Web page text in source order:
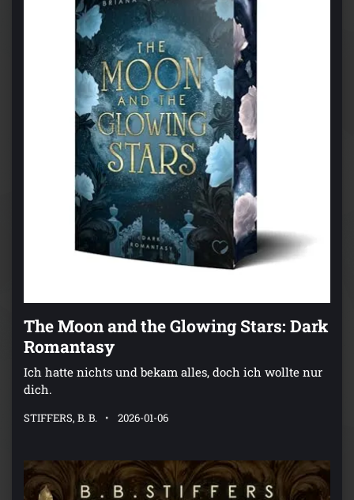
The Moon and the Glowing Stars: Dark
Romantasy
Ich hatte nichts und bekam alles, doch ich wollte nur
dich.
STIFFERS, B. B. 2026-01-06